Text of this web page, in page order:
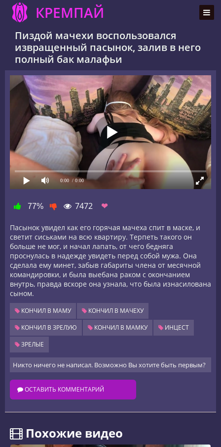
КРЕМПАЙ
Пиздой мачехи воспользовался
извращенный пасынок, залив в него
полный бак малафьи
0:00 / 0:00
77% 7472 ❤
Пасынок увидел как его горячая мачеха спит в маске, и
светит сиськами на всю квартиру. Терпеть такого он
больше не мог, и начал лапать, от чего бедняга
проснулась в надежде увидеть перед собой мужа. Она
сделала ему минет, забыв габариты члена от месячной
командировки, и была выебана раком с окончанием
внутрь, правда вскоре она узнала, что была изнасилована
сыном.
КОНЧИЛ В МАМУ
КОНЧИЛ В МАЧЕХУ
КОНЧИЛ В ЗРЕЛУЮ
КОНЧИЛ В МАМКУ
ИНЦЕСТ
ЗРЕЛЫЕ
Никто ничего не написал. Возможно Вы хотите быть первым?
ОСТАВИТЬ КОММЕНТАРИЙ
️ Похожие видео